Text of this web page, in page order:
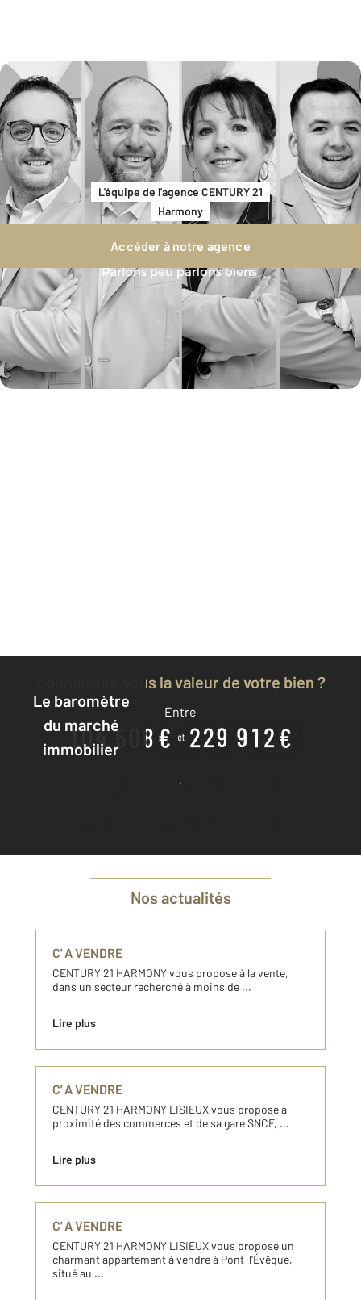
L'équipe de l'agence CENTURY 21
Harmony
Accéder à notre agence
Le baromètre
du marché
immobilier
Je découvre
Connaissez-vous la valeur de votre bien ?
Entre
Je découvre combien vaut mon bien
Je demande une estimation à mon agence
Nos actualités
C' A VENDRE
CENTURY 21 HARMONY vous propose à la vente,
dans un secteur recherché à moins de ...
Lire plus
C' A VENDRE
CENTURY 21 HARMONY LISIEUX vous propose à
proximité des commerces et de sa gare SNCF, ...
Lire plus
C' A VENDRE
CENTURY 21 HARMONY LISIEUX vous propose un
charmant appartement à vendre à Pont-l'Évêque,
situé au ...